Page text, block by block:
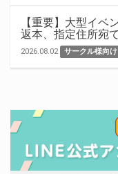
【重要】大型イベ
返本、指定住所宛
2026.08.02 サークル様向け